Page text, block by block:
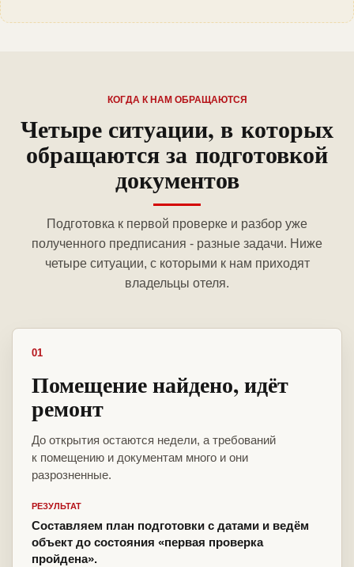
КОГДА К НАМ ОБРАЩАЮТСЯ
Четыре ситуации, в которых
обращаются за подготовкой
документов
Подготовка к первой проверке и разбор уже
полученного предписания - разные задачи. Ниже
четыре ситуации, с которыми к нам приходят
владельцы отеля.
01
Помещение найдено, идёт
ремонт
До открытия остаются недели, а требований
к помещению и документам много и они
разрозненные.
РЕЗУЛЬТАТ
Составляем план подготовки с датами и ведём
объект до состояния «первая проверка
пройдена».